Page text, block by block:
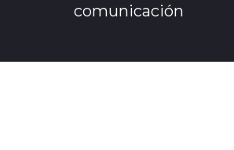
comunicación